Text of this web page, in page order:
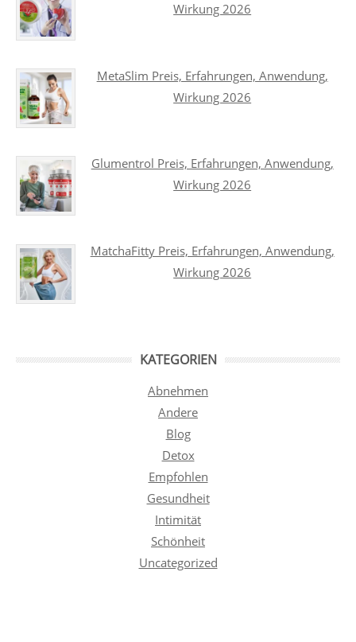
Wirkung 2026
MetaSlim Preis, Erfahrungen, Anwendung,
Wirkung 2026
Glumentrol Preis, Erfahrungen, Anwendung,
Wirkung 2026
MatchaFitty Preis, Erfahrungen, Anwendung,
Wirkung 2026
KATEGORIEN
Abnehmen
Andere
Blog
Detox
Empfohlen
Gesundheit
Intimität
Schönheit
Uncategorized